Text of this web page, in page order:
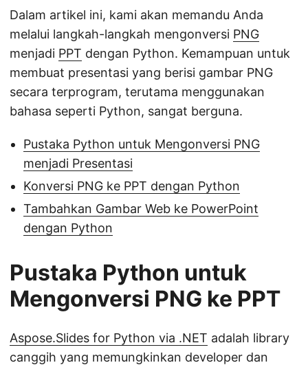
Dalam artikel ini, kami akan memandu Anda
melalui langkah-langkah mengonversi PNG
menjadi PPT dengan Python. Kemampuan untuk
membuat presentasi yang berisi gambar PNG
secara terprogram, terutama menggunakan
bahasa seperti Python, sangat berguna.
Pustaka Python untuk Mengonversi PNG
menjadi Presentasi
Konversi PNG ke PPT dengan Python
Tambahkan Gambar Web ke PowerPoint
dengan Python
Pustaka Python untuk
Mengonversi PNG ke PPT
Aspose.Slides for Python via .NET adalah library
canggih yang memungkinkan developer dan